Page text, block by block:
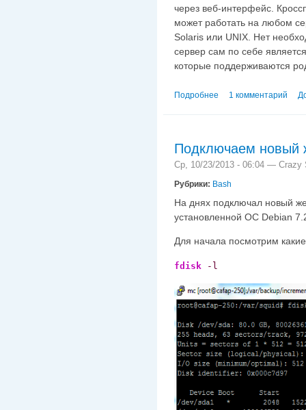
через веб-интерфейс.
может работать на любом
Solaris или UNIX. Нет
сервер сам по себе
которые поддерживаются
Подробнее о Настраиваем
1 комментарий
Подключаем новый
Ср, 10/23/2013 - 06:04 — Crazy
Рубрики: Bash
На днях подключал новый
установленной ОС Debian
Для начала посмотрим
fdisk -l